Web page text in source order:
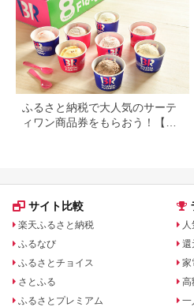
ふるさと納税で大人気のサーテ
ィワン商品券をもらおう！【静
サイト比較
楽天ふるさと納税
ふるなび
ふるさとチョイス
さとふる
ふるさとプレミアム
還
家
高
一